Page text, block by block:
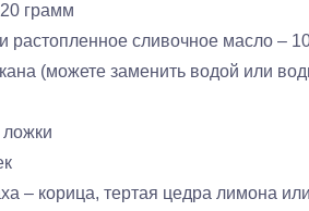
грамм
растопленное сливочное масло –
(можете заменить водой или
– корица, тертая цедра лимона